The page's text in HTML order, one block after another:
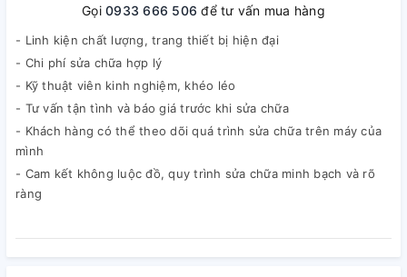
Gọi0933 666 506 để tư vấn mua hàng
- Linh kiện chất lượng, trang thiết bị hiện đại
- Chi phí sửa chữa hợp lý
- Kỹ thuật viên kinh nghiệm, khéo léo
- Tư vấn tận tình và báo giá trước khi sửa chữa
- Khách hàng có thể theo dõi quá trình sửa chữa trên máy của
mình
- Cam kết không luộc đồ, quy trình sửa chữa minh bạch và rõ
ràng